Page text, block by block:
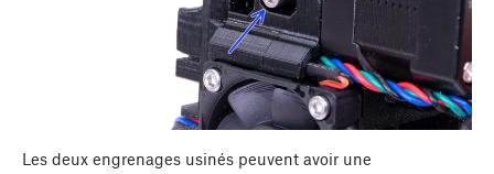
Les deux engrenages usinés peuvent avoir une